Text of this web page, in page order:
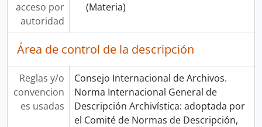
acceso por
autoridad
(Materia)
Área de control de la descripción
Reglas y/o
convencion
es usadas
Consejo Internacional de Archivos.
Norma Internacional General de
Descripción Archivística: adoptada por
el Comité de Normas de Descripción,